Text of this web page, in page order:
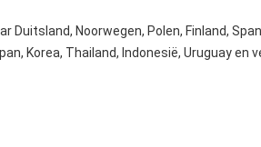
Duitsland, Noorwegen, Polen, Finland,
Korea, Thailand, Indonesië, Uruguay en